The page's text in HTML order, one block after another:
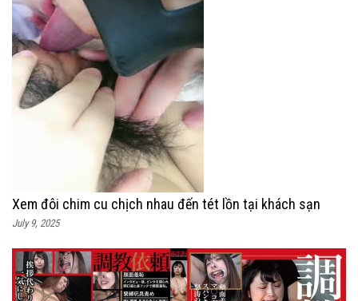
Xem đôi chim cu chịch nhau đến tét lồn tại khách sạn
July 9, 2025